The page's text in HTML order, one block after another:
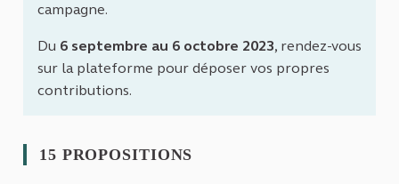
campagne.
Du 6 septembre au 6 octobre 2023, rendez-vous
sur la plateforme pour déposer vos propres
contributions.
15 PROPOSITIONS